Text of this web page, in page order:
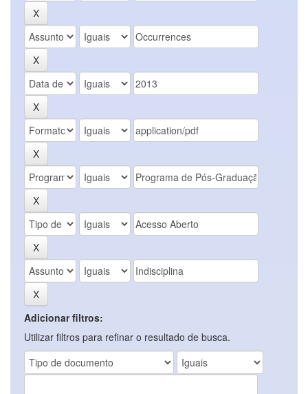
Adicionar filtros:
Utilizar filtros para refinar o resultado de busca.